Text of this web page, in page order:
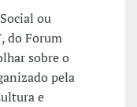
ou
do Forum
sobre o
pela
e